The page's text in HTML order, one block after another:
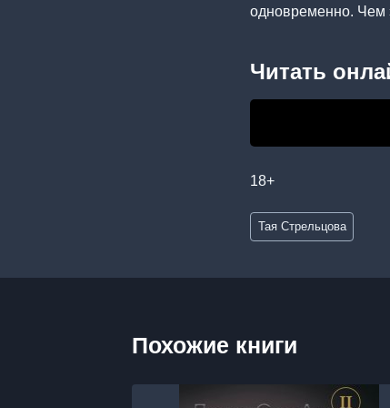
одновременно. Чем
Читать
18+
Метки
записи:
Тая Стрельцова
Похожие книги